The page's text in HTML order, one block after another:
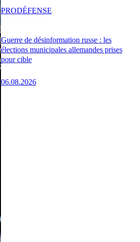
Guerre de désinformation russe : les
élections municipales allemandes prises
pour cible
06.08.2026
PRODÉFENSE